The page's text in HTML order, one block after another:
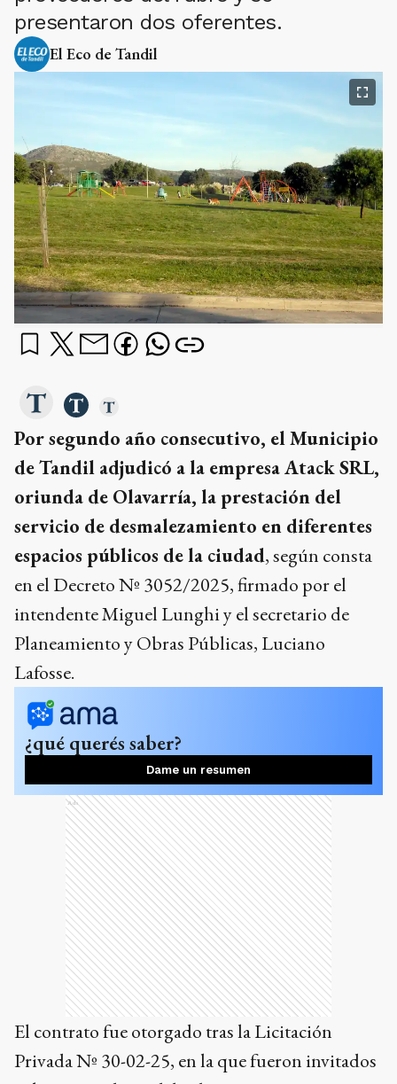
presentaron dos oferentes.
El Eco de Tandil
Por segundo año consecutivo, el Municipio
de Tandil adjudicó a la empresa Atack SRL,
oriunda de Olavarría, la prestación del
servicio de desmalezamiento en diferentes
espacios públicos de la ciudad, según consta
en el Decreto Nº 3052/2025, firmado por el
intendente Miguel Lunghi y el secretario de
Planeamiento y Obras Públicas, Luciano
Lafosse.
¿qué querés saber?
Dame un resumen
Ads
El contrato fue otorgado tras la Licitación
Privada Nº 30-02-25, en la que fueron invitados